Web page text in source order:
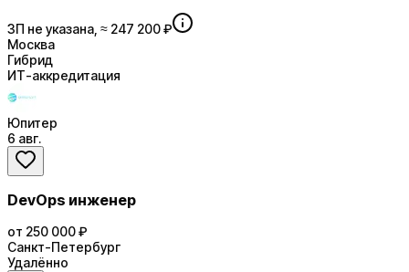
ЗП не указана, ≈ 247 200 ₽
Москва
Гибрид
ИТ-аккредитация
Юпитер
6 авг.
DevOps инженер
от 250 000 ₽
Санкт-Петербург
Удалённо